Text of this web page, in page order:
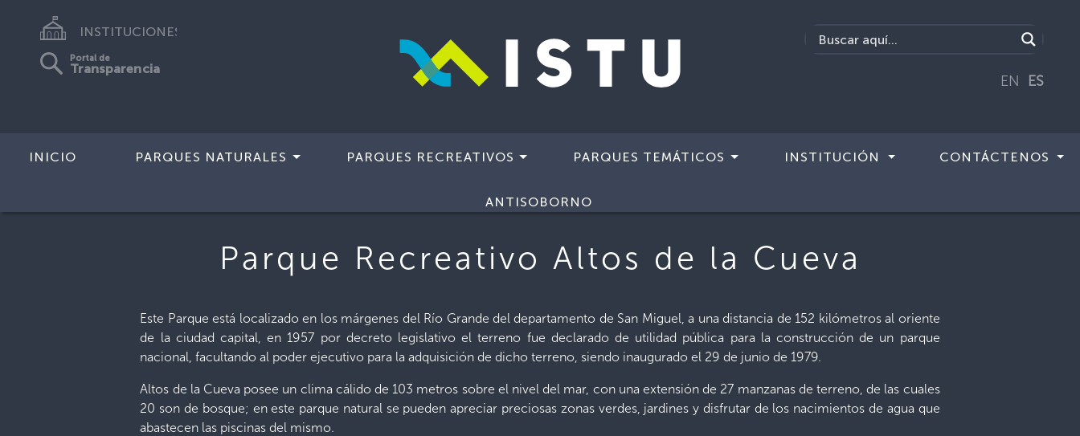
INSTITUCIONES
Portal de
Transparencia
EN ES
INICIO PARQUES NATURALES PARQUES RECREATIVOS PARQUES TEMÁTICOS INSTITUCIÓN CONTÁCTENOS
ANTISOBORNO
Parque Recreativo Altos de la Cueva
Parque Recreativo Altos de la Cueva
Este Parque está localizado en los márgenes del Río Grande del departamento de San Miguel, a una distancia de 152 kilómetros al oriente
de la ciudad capital, en 1957 por decreto legislativo el terreno fue declarado de utilidad pública para la construcción de un parque
nacional, facultando al poder ejecutivo para la adquisición de dicho terreno, siendo inaugurado el 29 de junio de 1979.
Altos de la Cueva posee un clima cálido de 103 metros sobre el nivel del mar, con una extensión de 27 manzanas de terreno, de las cuales
20 son de bosque; en este parque natural se pueden apreciar preciosas zonas verdes, jardines y disfrutar de los nacimientos de agua que
abastecen las piscinas del mismo.